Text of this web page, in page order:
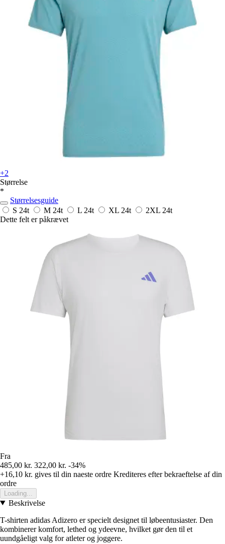
+2
Størrelse
*
Størrelsesguide
S 24t M 24t L 24t XL 24t 2XL 24t
Dette felt er påkrævet
Fra
485,00 kr. 322,00 kr. -34%
+16,10 kr. gives til din naeste ordre Krediteres efter bekraeftelse af din
ordre
Loading...
Beskrivelse
T-shirten adidas Adizero er specielt designet til løbeentusiaster. Den
kombinerer komfort, lethed og ydeevne, hvilket gør den til et
uundgåeligt valg for atleter og joggere.